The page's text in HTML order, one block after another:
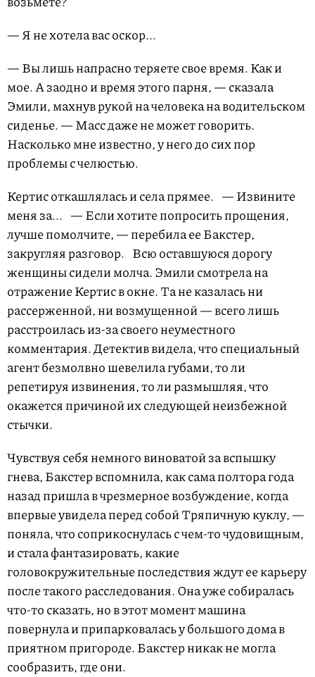
— Я не хотела вас оскор...
— Вы лишь напрасно теряете свое время. Как и
мое. А заодно и время этого парня, — сказала
Эмили, махнув рукой на человека на водительском
сиденье. — Масс даже не может говорить.
Насколько мне известно, у него до сих пор
проблемы с челюстью.
Кертис откашлялась и села прямее. — Извините
меня за... — Если хотите попросить прощения,
лучше помолчите, — перебила ее Бакстер,
закругляя разговор. Всю оставшуюся дорогу
женщины сидели молча. Эмили смотрела на
отражение Кертис в окне. Та не казалась ни
рассерженной, ни возмущенной — всего лишь
расстроилась из-за своего неуместного
комментария. Детектив видела, что специальный
агент безмолвно шевелила губами, то ли
репетируя извинения, то ли размышляя, что
окажется причиной их следующей неизбежной
стычки.
Чувствуя себя немного виноватой за вспышку
гнева, Бакстер вспомнила, как сама полтора года
назад пришла в чрезмерное возбуждение, когда
впервые увидела перед собой Тряпичную куклу, —
поняла, что соприкоснулась с чем-то чудовищным,
и стала фантазировать, какие
головокружительные последствия ждут ее карьеру
после такого расследования. Она уже собиралась
что-то сказать, но в этот момент машина
повернула и припарковалась у большого дома в
приятном пригороде. Бакстер никак не могла
сообразить, где они.